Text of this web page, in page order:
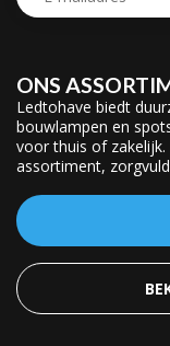
ONS
Ledtohave biedt
bouwlampen en
voor thuis of
assortiment,